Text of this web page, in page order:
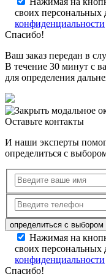
своих персональных
конфиденциальности
Спасибо!
Ваш заказ передан в
В течение 30 минут с
для определения
Оставьте контакты
И наши эксперты
определиться с
Нажимая на
своих персональных
конфиденциальности
Спасибо!